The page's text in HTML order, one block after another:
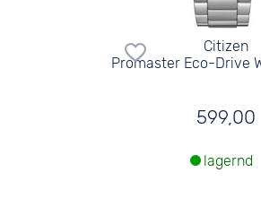
Citizen
Promaster Eco-Drive
599,00
lagernd